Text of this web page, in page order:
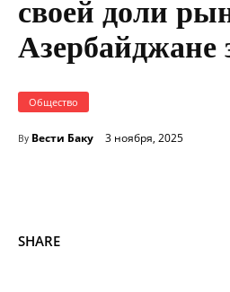
своей доли
Азербайджане
Общество
By Вести Баку 3 ноября, 2025
SHARE